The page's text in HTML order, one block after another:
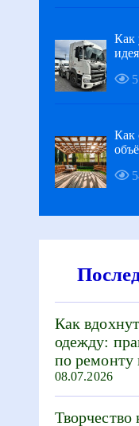
Как
Как
Как
одежду:
по ремонту
08.07.2026
Творчество